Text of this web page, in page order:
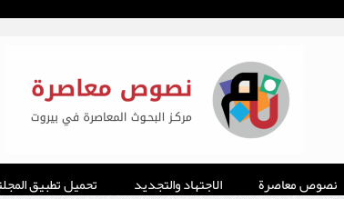
نصوص معاصرة الاجتهاد والتجديد تحميل تطبيق